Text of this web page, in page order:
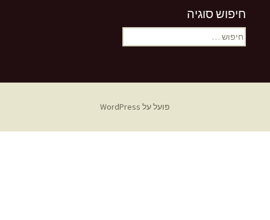
חיפוש סוגיה
חיפוש:
פועל על WordPress